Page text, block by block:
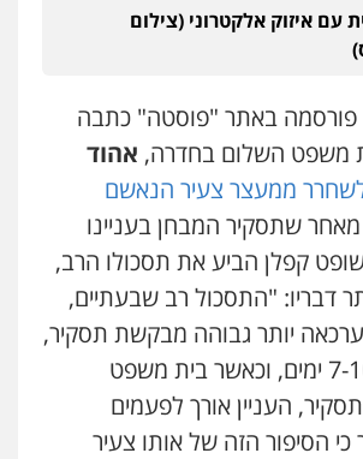
עם איזוק אלקטרוני (צילום
באתר "פוסטה" כתבה
משפט השלום בחדרה, אהוד
ממעצר צעיר הנאשם
שתסקיר המבחן בעניינו
קפלן הביע את תסכולו הרב,
דבריו: "התסכול רב שבעתיים,
יותר גבוהה מבקשת תסקיר,
הוא מוכן תוך 7-10 ימים, וכאשר בית משפט
העניין אורך לפעמים
הסיפור הזה של אותו צעיר